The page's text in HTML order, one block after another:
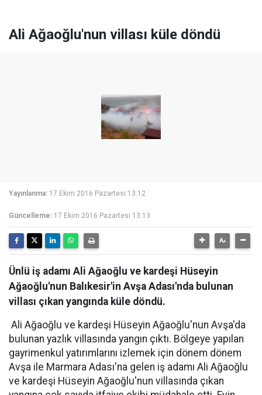
Ali Ağaoğlu'nun villası küle döndü
Yayınlanma: 17 Ekim 2016 Pazartesi 13:12
Güncelleme: 17 Ekim 2016 Pazartesi 13:13
Ünlü iş adamı Ali Ağaoğlu ve kardeşi Hüseyin
Ağaoğlu'nun Balıkesir'in Avşa Adası'nda bulunan
villası çıkan yangında küle döndü.
Ali Ağaoğlu ve kardeşi Hüseyin Ağaoğlu'nun Avşa'da
bulunan yazlık villasında yangın çıktı. Bölgeye yapılan
gayrimenkul yatırımlarını izlemek için dönem dönem
Avşa ile Marmara Adası'na gelen iş adamı Ali Ağaoğlu
ve kardeşi Hüseyin Ağaoğlu'nun villasında çıkan